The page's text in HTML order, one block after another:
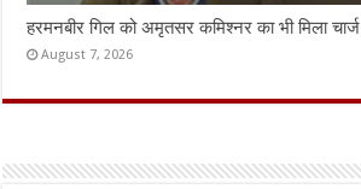
हरमनबीर गिल को अमृतसर कमिश्नर का भी मिला चार्ज
August 7, 2026